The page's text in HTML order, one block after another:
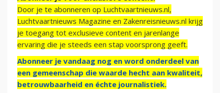
Door je te abonneren op Luchtvaartnieuws.nl,
Luchtvaartnieuws Magazine en Zakenreisnieuws.nl krijg
je toegang tot exclusieve content en jarenlange
ervaring die je steeds een stap voorsprong geeft.
Abonneer je vandaag nog en word onderdeel van
een gemeenschap die waarde hecht aan kwaliteit,
betrouwbaarheid en échte journalistiek.